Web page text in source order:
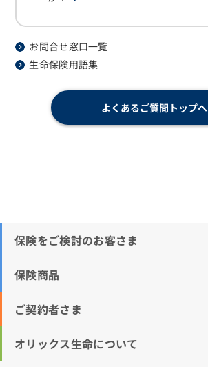
お問合せ窓口一覧
生命保険用語集
よくあるご質問トップへ
保険をご検討のお客さま
保険商品
ご契約者さま
オリックス生命について